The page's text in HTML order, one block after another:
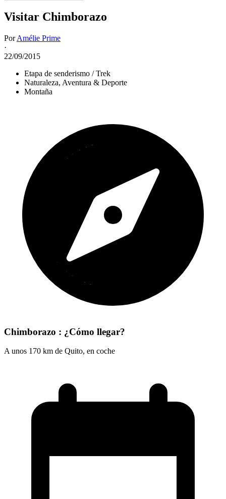
Visitar Chimborazo
PorAmélie Prime
·
22/09/2015
Etapa de senderismo / Trek
Naturaleza, Aventura & Deporte
Montaña
Chimborazo : ¿Cómo llegar?
A unos 170 km de Quito, en coche